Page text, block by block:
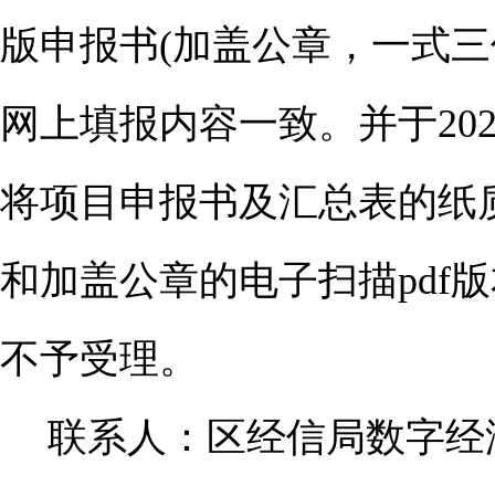
版申报书(加盖公章，一式
网上填报内容一致。并于
将项目申报书及汇总表的纸
和加盖公章的电子扫描pdf
不予受理。
联系人：区经信局数字经